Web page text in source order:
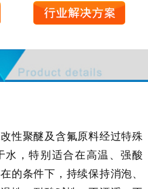
性聚醚及含氟原料经过特殊
水，特别适合在高温、强酸
的条件下，持续保持消泡、